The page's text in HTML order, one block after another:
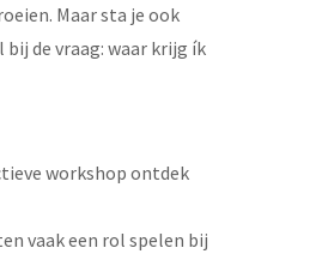
Maar sta je ook
de vraag: waar krijg ík
workshop ontdek
vaak een rol spelen bij